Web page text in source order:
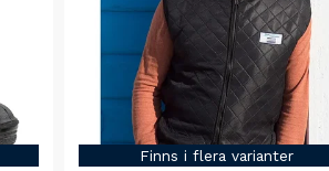
Finns i flera varianter